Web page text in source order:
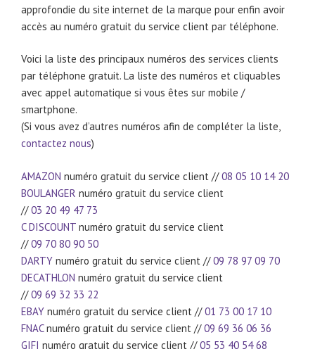
approfondie du site internet de la marque pour enfin avoir
accès au numéro gratuit du service client par téléphone.
Voici la liste des principaux numéros des services clients
par téléphone gratuit. La liste des numéros et cliquables
avec appel automatique si vous êtes sur mobile /
smartphone.
(Si vous avez d’autres numéros afin de compléter la liste,
contactez nous)
AMAZON numéro gratuit du service client //08 05 10 14 20
BOULANGER numéro gratuit du service client
//03 20 49 47 73
C DISCOUNT numéro gratuit du service client
//09 70 80 90 50
DARTY numéro gratuit du service client //09 78 97 09 70
DECATHLON numéro gratuit du service client
//09 69 32 33 22
EBAY numéro gratuit du service client //01 73 00 17 10
FNACnuméro gratuit du service client //09 69 36 06 36
GIFI numéro gratuit du service client //05 53 40 54 68